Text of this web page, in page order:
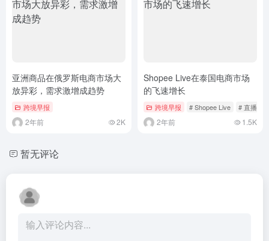
亚洲商品在俄罗斯电商市场大
放异彩，需求激增成趋势
跨境早报
2年前 2K
Shopee Live在泰国电商市场
的飞速增长
跨境早报 # Shopee Live # 直播电
2年前 1.5K
暂无评论